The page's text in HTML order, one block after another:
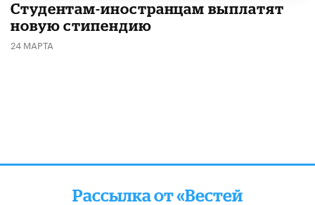
Студентам-иностранцам выплатят
новую стипендию
24 МАРТА
Рассылка от «Вестей